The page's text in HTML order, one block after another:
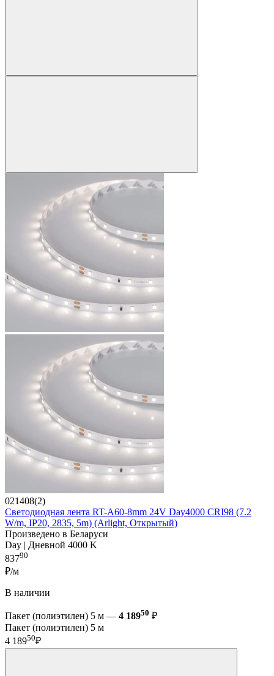
021408(2)
Светодиодная лента RT-A60-8mm 24V Day4000 CRI98 (7.2
W/m, IP20, 2835, 5m) (Arlight, Открытый)
Произведено в Беларуси
Day | Дневной 4000 K
83790
₽/м
В наличии
Пакет (полиэтилен) 5 м — 4 18950 ₽
Пакет (полиэтилен) 5 м
4 18950₽